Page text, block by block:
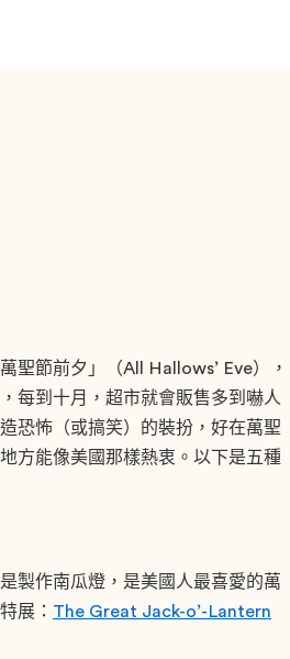
聖節前夕」（All Hallows’ Eve），
每到十月，超市就會販售多到嚇人
恐怖（或搞笑）的裝扮，好在萬聖
方能像美國那樣熱衷。以下是五種
製作南瓜燈，是美國人最喜愛的萬
展： The Great Jack-o’-Lantern